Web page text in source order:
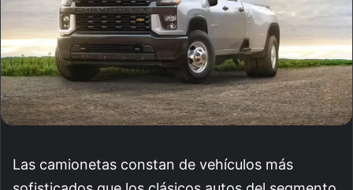
Las camionetas constan de vehículos más